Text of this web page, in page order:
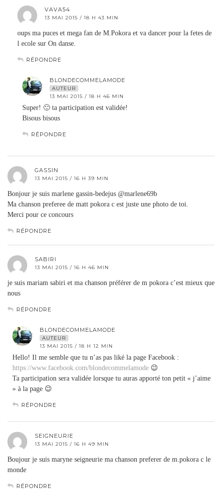
VAVA54
13 MAI 2015 / 18 H 43 MIN
oups ma puces et mega fan de M.Pokora et va dancer pour la fetes de
l ecole sur On danse.
RÉPONDRE
BLONDECOMMELAMODE
AUTEUR
13 MAI 2015 / 18 H 46 MIN
Super! 🙂 ta participation est validée!
Bisous bisous
RÉPONDRE
GASSIN
13 MAI 2015 / 16 H 39 MIN
Bonjour je suis marlene gassin-bedejus @marlene69b
Ma chanson preferee de matt pokora c est juste une photo de toi.
Merci pour ce concours
RÉPONDRE
SABIRI
13 MAI 2015 / 16 H 46 MIN
je suis mariam sabiri et ma chanson préférer de m pokora c’est mieux que
nous
RÉPONDRE
BLONDECOMMELAMODE
AUTEUR
13 MAI 2015 / 18 H 12 MIN
Hello! Il me semble que tu n’as pas liké la page Facebook :
https://www.facebook.com/blondecommelamode 😉
Ta participation sera validée lorsque tu auras apporté ton petit « j’aime
» à la page 😉
RÉPONDRE
SEIGNEURIE
13 MAI 2015 / 16 H 49 MIN
Boujour je suis maryne seigneurie ma chanson preferer de m.pokora c le
monde
RÉPONDRE